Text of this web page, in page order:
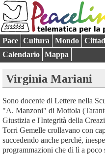
Pace Cultura Mondo
Calendario
Mappa
Virginia Mariani
Sono docente di Lettere nella
"A. Manzoni" di Mottola
Giustizia e l'Integrità della
Torri Gemelle crollavano con
succedendo anche perché,
programmazioni che di lì a poco